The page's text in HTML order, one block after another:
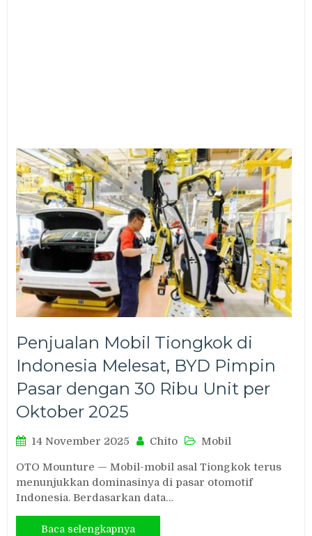
Penjualan Mobil Tiongkok di
Indonesia Melesat, BYD Pimpin
Pasar dengan 30 Ribu Unit per
Oktober 2025
14 November 2025 Chito Mobil
OTO Mounture — Mobil-mobil asal Tiongkok terus
menunjukkan dominasinya di pasar otomotif
Indonesia. Berdasarkan data…
Baca selengkapnya